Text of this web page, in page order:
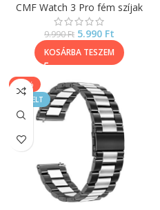
CMF Watch 3 Pro fém szíjak
9.990Ft 5.990 Ft
KOSÁRBA TESZEM
-17%
KIEMELT